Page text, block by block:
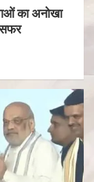
का अनोखा